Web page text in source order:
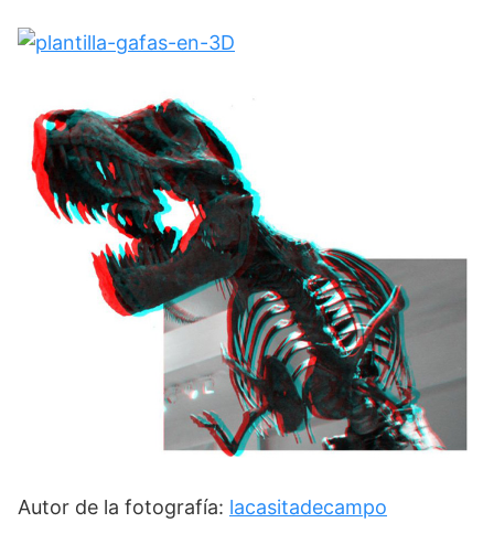
Autor de la fotografía: lacasitadecampo